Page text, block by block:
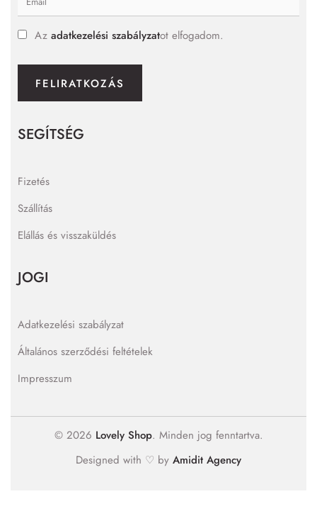
SEGÍTSÉG
Fizetés
Szállítás
Elállás és visszaküldés
JOGI
Adatkezelési szabályzat
Általános szerződési feltételek
Impresszum
Az adatkezelési szabályzatot elfogadom.
FELIRATKOZÁS
© 2026 Lovely Shop. Minden jog fenntartva.
Designed with ♡ by Amidit Agency